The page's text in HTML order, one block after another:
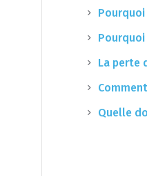
La perte
Quelle